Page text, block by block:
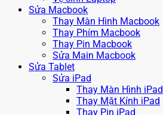
Sửa Macbook
Thay Màn Hình Macbook
Thay Phím Macbook
Thay Pin Macbook
Sửa Main Macbook
Sửa Tablet
Sửa iPad
Thay Màn Hình iPad
Thay Mặt Kính iPad
Thay Pin iPad